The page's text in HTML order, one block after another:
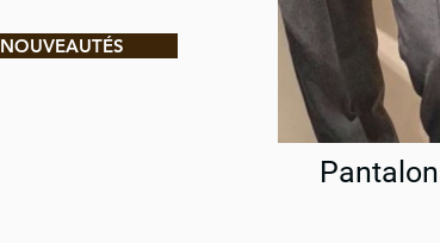
NOUVEAUTÉS